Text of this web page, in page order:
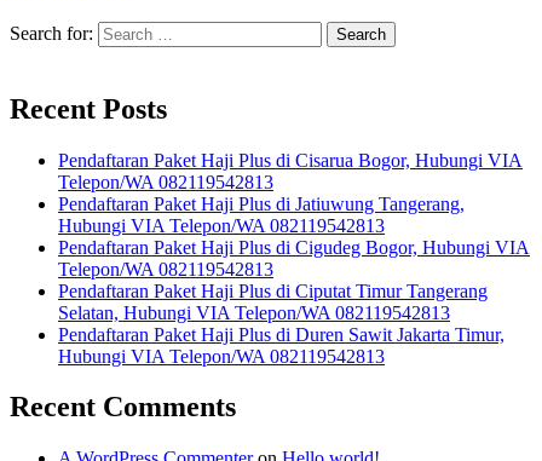
Search for:
Recent Posts
Pendaftaran Paket Haji Plus di Cisarua Bogor, Hubungi VIA
Telepon/WA 082119542813
Pendaftaran Paket Haji Plus di Jatiuwung Tangerang,
Hubungi VIA Telepon/WA 082119542813
Pendaftaran Paket Haji Plus di Cigudeg Bogor, Hubungi VIA
Telepon/WA 082119542813
Pendaftaran Paket Haji Plus di Ciputat Timur Tangerang
Selatan, Hubungi VIA Telepon/WA 082119542813
Pendaftaran Paket Haji Plus di Duren Sawit Jakarta Timur,
Hubungi VIA Telepon/WA 082119542813
Recent Comments